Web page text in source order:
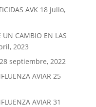
AVK 18 julio,
UN CAMBIO EN LAS
2023
28 septiembre, 2022
AVIAR 25
AVIAR 31